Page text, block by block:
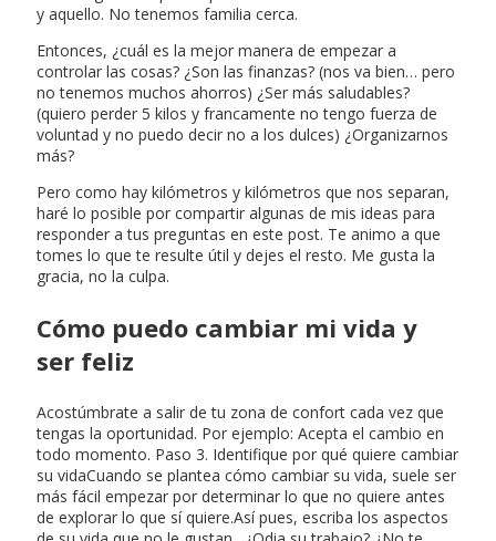
y aquello. No tenemos familia cerca.
Entonces, ¿cuál es la mejor manera de empezar a
controlar las cosas? ¿Son las finanzas? (nos va bien… pero
no tenemos muchos ahorros) ¿Ser más saludables?
(quiero perder 5 kilos y francamente no tengo fuerza de
voluntad y no puedo decir no a los dulces) ¿Organizarnos
más?
Pero como hay kilómetros y kilómetros que nos separan,
haré lo posible por compartir algunas de mis ideas para
responder a tus preguntas en este post. Te animo a que
tomes lo que te resulte útil y dejes el resto. Me gusta la
gracia, no la culpa.
Cómo puedo cambiar mi vida y
ser feliz
Acostúmbrate a salir de tu zona de confort cada vez que
tengas la oportunidad. Por ejemplo: Acepta el cambio en
todo momento. Paso 3. Identifique por qué quiere cambiar
su vidaCuando se plantea cómo cambiar su vida, suele ser
más fácil empezar por determinar lo que no quiere antes
de explorar lo que sí quiere.Así pues, escriba los aspectos